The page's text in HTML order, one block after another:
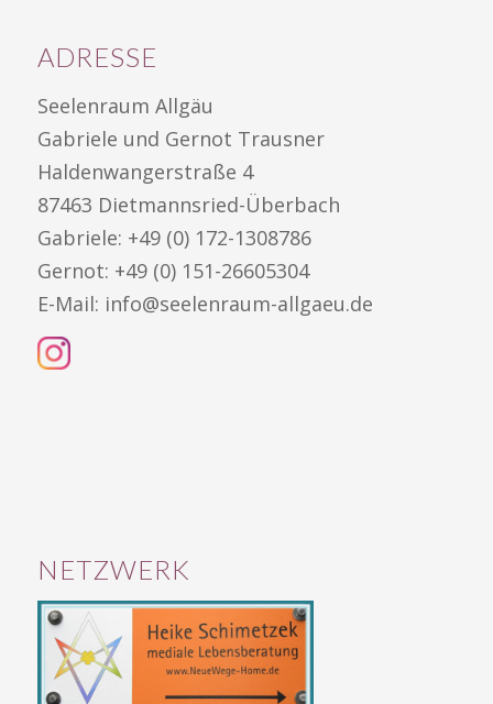
ADRESSE
Seelenraum Allgäu
Gabriele und Gernot Trausner
Haldenwangerstraße 4
87463 Dietmannsried-Überbach
Gabriele: +49 (0) 172-1308786
Gernot: +49 (0) 151-26605304
E-Mail: info@seelenraum-allgaeu.de
NETZWERK